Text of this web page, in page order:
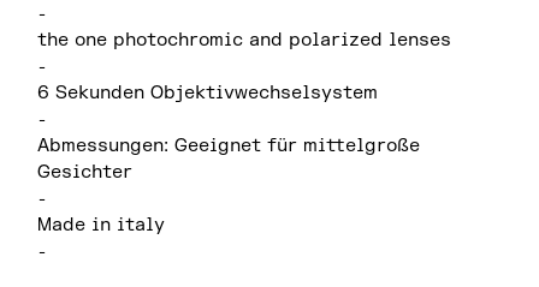
-
the one photochromic and polarized lenses
-
6 Sekunden Objektivwechselsystem
-
Abmessungen: Geeignet für mittelgroße
Gesichter
-
Made in italy
-